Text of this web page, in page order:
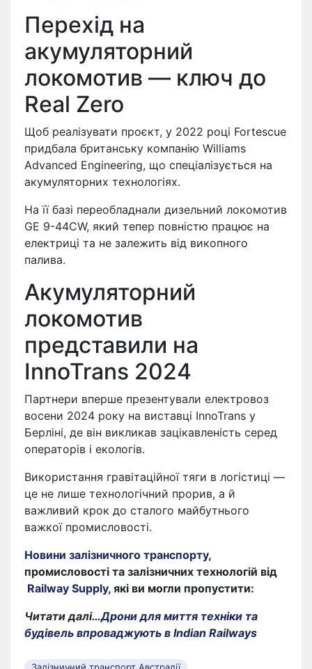
Перехід на
акумуляторний
локомотив — ключ до
Real Zero
Щоб реалізувати проєкт, у 2022 році Fortescue
придбала британську компанію Williams
Advanced Engineering, що спеціалізується на
акумуляторних технологіях.
На її базі переобладнали дизельний локомотив
GE 9-44CW, який тепер повністю працює на
електриці та не залежить від викопного
палива.
Акумуляторний
локомотив
представили на
InnoTrans 2024
Партнери вперше презентували електровоз
восени 2024 року на виставці InnoTrans у
Берліні, де він викликав зацікавленість серед
операторів і екологів.
Використання гравітаційної тяги в логістиці —
це не лише технологічний прорив, а й
важливий крок до сталого майбутнього
важкої промисловості.
Новини залізничного транспорту,
промисловості та залізничних технологій від
Railway Supply, які ви могли пропустити:
Читати далі…Дрони для миття техніки та
будівель впроваджують в Indian Railways